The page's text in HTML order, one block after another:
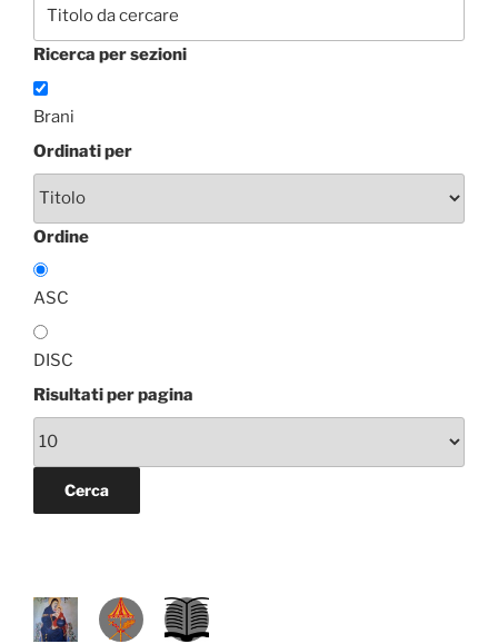
Ricerca per sezioni
Brani
Ordinati per
Ordine
ASC
DISC
Risultati per pagina
P
R
D
A
L
.